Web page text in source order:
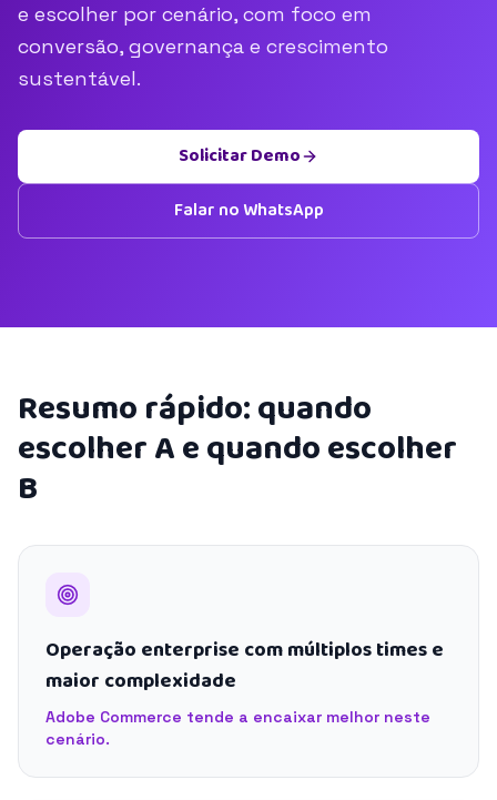
e escolher por cenário, com foco em
conversão, governança e crescimento
sustentável.
Solicitar Demo
Falar no WhatsApp
Resumo rápido: quando
escolher A e quando escolher
B
Operação enterprise com múltiplos times e
maior complexidade
Adobe Commerce tende a encaixar melhor neste
cenário.